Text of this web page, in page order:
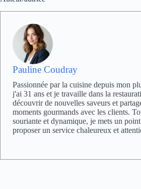
Pauline Coudray
Passionnée par la cuisine depuis mon
j'ai 31 ans et je travaille dans la
découvrir de nouvelles saveurs et
moments gourmands avec les clients.
souriante et dynamique, je mets un
proposer un service chaleureux et